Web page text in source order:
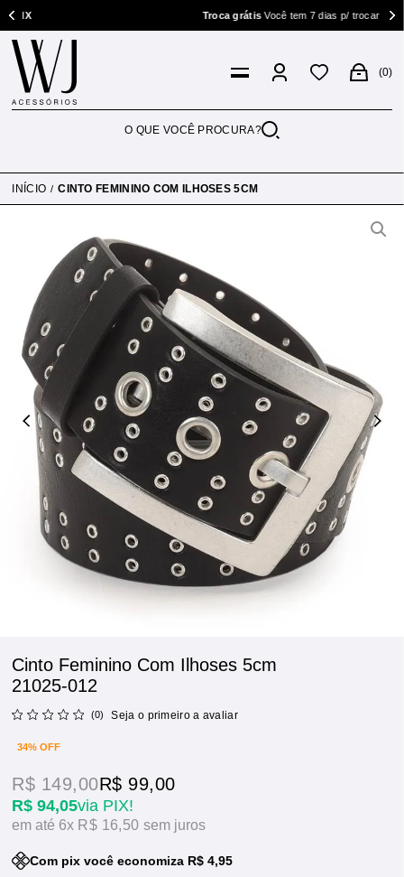
Troca grátisVocê tem 7 dias p/ trocar
0
INÍCIO CINTO FEMININO COM ILHOSES 5CM
Cinto Feminino Com Ilhoses 5cm
21025-012
(0) Seja o primeiro a avaliar
34% OFF
R$ 94,05via PIX!
R$ 149,00R$ 99,00
6x R$ 16,50sem juros
Com pix você economiza R$ 4,95